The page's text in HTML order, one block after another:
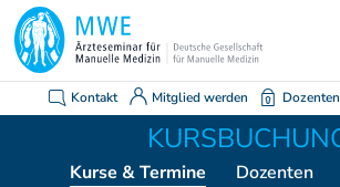
Kontakt Mitglied werden Dozenten
Kurse & Termine Dozenten